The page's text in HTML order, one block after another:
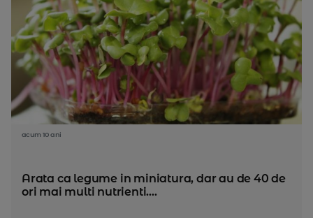
acum 10 ani
Arata ca legume in miniatura, dar au de 40 de
ori mai multi nutrienti....